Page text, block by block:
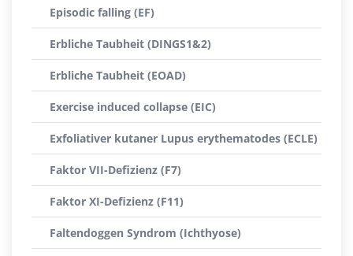
Episodic falling (EF)
Erbliche Taubheit (DINGS1&2)
Erbliche Taubheit (EOAD)
Exercise induced collapse (EIC)
Exfoliativer kutaner Lupus erythematodes (ECLE)
Faktor VII-Defizienz (F7)
Faktor XI-Defizienz (F11)
Faltendoggen Syndrom (Ichthyose)